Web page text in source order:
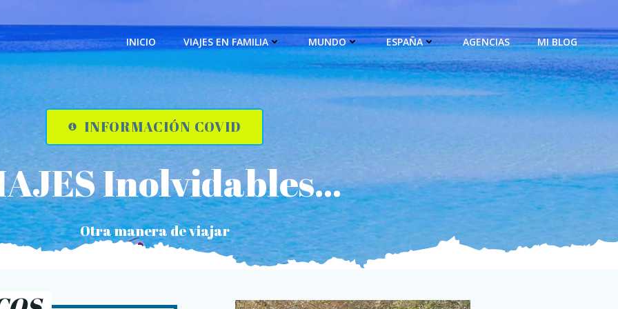
INICIO VIAJES EN FAMILIA MUNDO ESPAÑA AGENCIAS MI BLOG
INFORMACIÓN COVID
Inolvidables...
Otra manera de viajar